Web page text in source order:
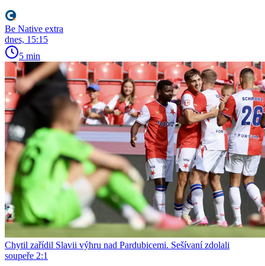
Be Native extra
dnes, 15:15
5 min
Chytil zařídil Slavii výhru nad Pardubicemi. Sešívaní zdolali
soupeře 2:1